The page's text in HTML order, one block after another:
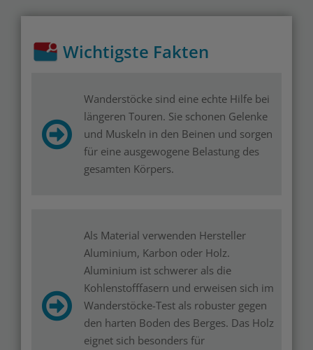
Wichtigste Fakten
Wanderstöcke sind eine echte Hilfe bei
längeren Touren. Sie schonen Gelenke
und Muskeln in den Beinen und sorgen
für eine ausgewogene Belastung des
gesamten Körpers.
Als Material verwenden Hersteller
Aluminium, Karbon oder Holz.
Aluminium ist schwerer als die
Kohlenstofffasern und erweisen sich im
Wanderstöcke-Test als robuster gegen
den harten Boden des Berges. Das Holz
eignet sich besonders für